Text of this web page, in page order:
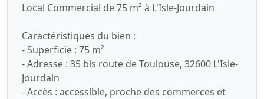
Local Commercial de 75 m² à L'Isle-Jourdain
Caractéristiques du bien :
- Superficie : 75 m²
- Adresse : 35 bis route de Toulouse, 32600 L'Isle-
Jourdain
- Accès : accessible, proche des commerces et